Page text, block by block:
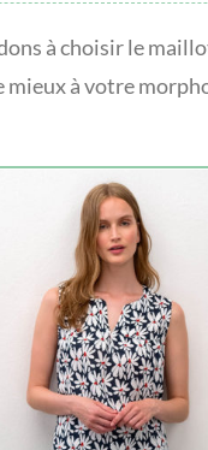
à choisir le
mieux à votre